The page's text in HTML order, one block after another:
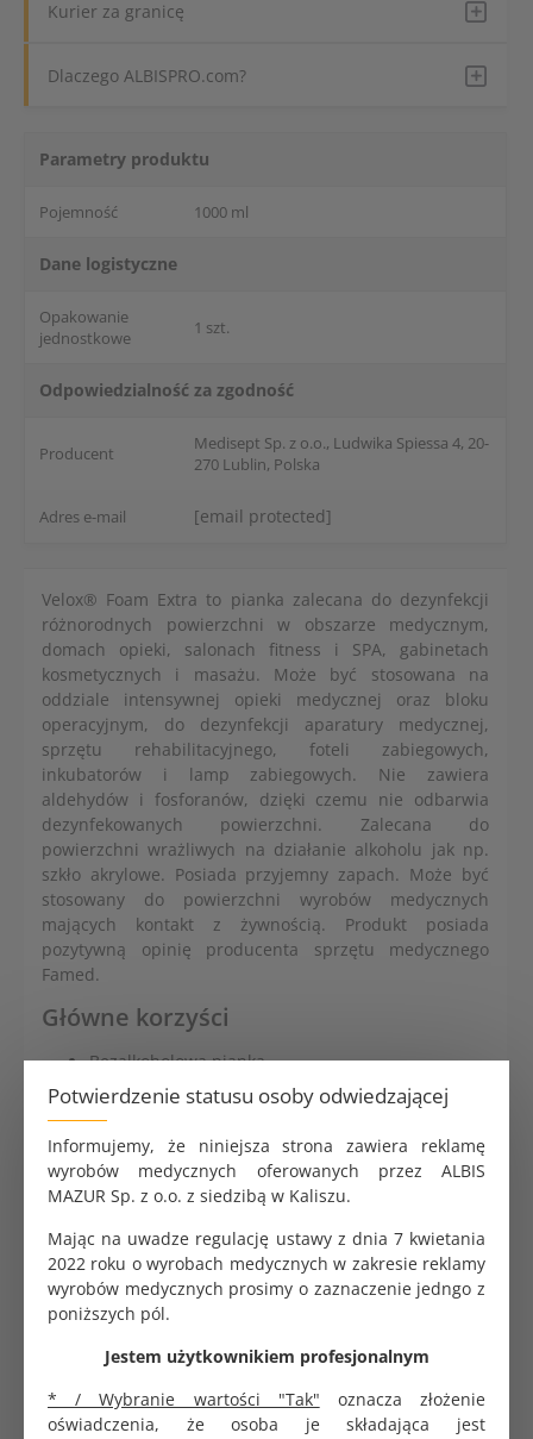
Potwierdzenie statusu osoby odwiedzającej
Informujemy, że niniejsza strona zawiera reklamę
wyrobów medycznych oferowanych przez ALBIS
MAZUR Sp. z o.o. z siedzibą w Kaliszu.
Mając na uwadze regulację ustawy z dnia 7 kwietania
2022 roku o wyrobach medycznych w zakresie reklamy
wyrobów medycznych prosimy o zaznaczenie jedngo z
poniższych pól.
Jestem użytkownikiem profesjonalnym
* / Wybranie wartości "Tak" oznacza złożenie
oświadczenia, że osoba je składająca jest
Kurier za granicę
Dlaczego ALBISPRO.com?
Parametry produktu
Pojemność 1000 ml
Dane logistyczne
Opakowanie
jednostkowe
1 szt.
Odpowiedzialność za zgodność
Producent
Medisept Sp. z o.o., Ludwika Spiessa 4, 20-
270 Lublin, Polska
Adres e-mail [email protected]
Velox® Foam Extra to pianka zalecana do dezynfekcji
różnorodnych powierzchni w obszarze medycznym,
domach opieki, salonach fitness i SPA, gabinetach
kosmetycznych i masażu. Może być stosowana na
oddziale intensywnej opieki medycznej oraz bloku
operacyjnym, do dezynfekcji aparatury medycznej,
sprzętu rehabilitacyjnego, foteli zabiegowych,
inkubatorów i lamp zabiegowych. Nie zawiera
aldehydów i fosforanów, dzięki czemu nie odbarwia
dezynfekowanych powierzchni. Zalecana do
powierzchni wrażliwych na działanie alkoholu jak np.
szkło akrylowe. Posiada przyjemny zapach. Może być
stosowany do powierzchni wyrobów medycznych
mających kontakt z żywnością. Produkt posiada
pozytywną opinię producenta sprzętu medycznego
Famed.
Główne korzyści
Bezalkoholowa pianka
Działa już od 1 min na bakterie, grzyby, wirusy i w
5 min na prątki gruźlicy
Gotowa do użycia, do powierzchni wrażliwych na
działanie alkoholu
Zalecana do dezynfekcji różnorodnych
powierzchni ze szkła, porcelany, metalu, gumy,
tworzyw sztucznych oraz szkła akrylowego, foteli
zabiegowych, sprzętu rehabilitacyjnego,
inkubatorów
Wysoka tolerancja materiałowa na tworzywo ABS i
Przyjemny, cytrusowy zapach
stosowania